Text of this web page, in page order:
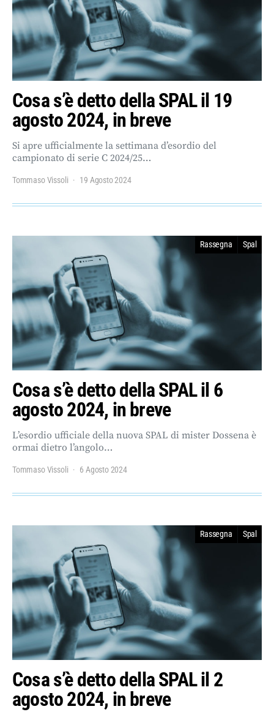
Cosa s’è detto della SPAL il 19
agosto 2024, in breve
Si apre ufficialmente la settimana d’esordio del
campionato di serie C 2024/25…
Tommaso Vissoli 19 Agosto 2024
Rassegna Spal
Cosa s’è detto della SPAL il 6
agosto 2024, in breve
L’esordio ufficiale della nuova SPAL di mister Dossena è
ormai dietro l’angolo…
Tommaso Vissoli 6 Agosto 2024
Rassegna Spal
Cosa s’è detto della SPAL il 2
agosto 2024, in breve